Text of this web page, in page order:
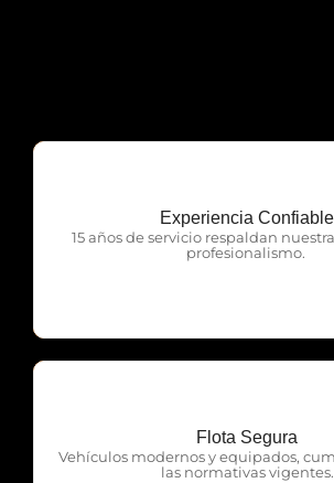
Experiencia Confiable
15 años de servicio respaldan
profesionalismo.
OTP Servicios
Flota Segura
Vehículos modernos y equipados,
las normativas vigentes.
OTP Servicios